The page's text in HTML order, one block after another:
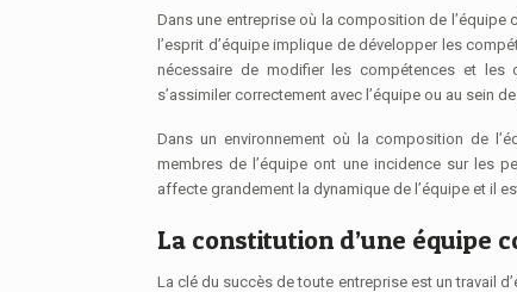
Dans une entreprise où la composition de
l’esprit d’équipe implique de développer les
nécessaire de modifier les compétences et les
s’assimiler correctement avec l’équipe ou au sein
Dans un environnement où la composition de
membres de l’équipe ont une incidence sur les
affecte grandement la dynamique de l’équipe et il
La constitution d’une équipe
La clé du succès de toute entreprise est un travail